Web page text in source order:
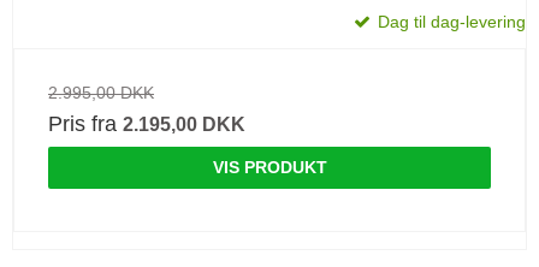
Dag til dag-levering
2.995,00 DKK
Pris fra 2.195,00 DKK
VIS PRODUKT